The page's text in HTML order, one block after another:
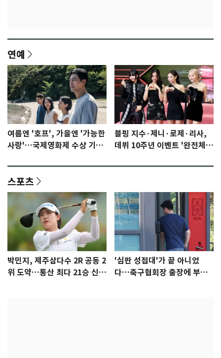
연예
여름엔 '호프', 가을엔 '가능한
사랑'…국제영화제 수상 기대
블핑 지수·제니·로제·리사,
데뷔 10주년 이벤트 '완전체'
스포츠
박민지, 제주삼다수 2R 공동 2
위 도약…통산 최다 21승 신기
'심판 성접대'가 끝 아니었
다…축구협회장 출장에 부인